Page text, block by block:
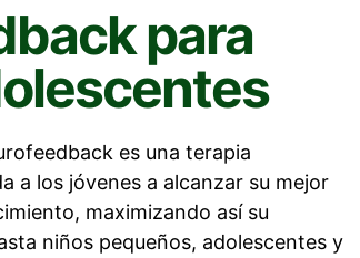
para
es una terapia
a los jóvenes a alcanzar su mejor
maximizando así su
niños pequeños, adolescentes y